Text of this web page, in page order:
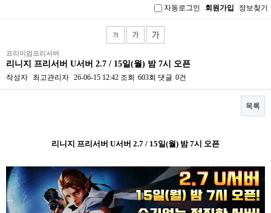
자동로그인 회원가입 정보찾기
프리미엄프리서버
리니지 프리서버 U서버 2.7 / 15일(월) 밤 7시 오픈
작성자 최고관리자 26-06-15 12:42 조회 603회 댓글 0건
목록
리니지 프리서버 U서버 2.7 / 15일(월) 밤 7시 오픈